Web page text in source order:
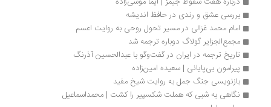
بررسی عشق و رندی در حافظ اندیشه‌
امام محمد غزالی در مسیر تحول روحی به روایت اعسم
مجمع‌الجزایر گولاگ دوباره ترجمه شد
تاریخ ترجمه در ایران در گفت‌وگو با عبدالحسین آذرنگ
پیرامون بی‌پایانی | سعیده امین‌زاده
بازنویسی جنگ جمل به روایت شیخ مفید